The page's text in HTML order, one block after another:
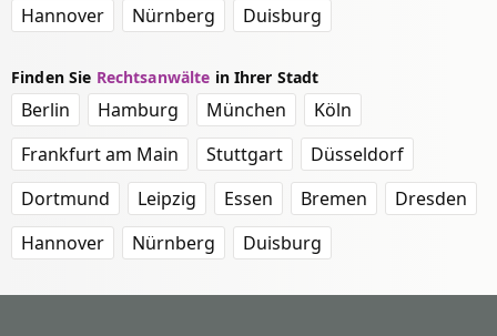
Hannover
Nürnberg Duisburg
Finden Sie Rechtsanwälte in Ihrer Stadt
Berlin Hamburg München
Köln
Frankfurt am Main
Stuttgart
Düsseldorf
Dortmund
Leipzig Essen Bremen
Dresden
Hannover
Nürnberg Duisburg